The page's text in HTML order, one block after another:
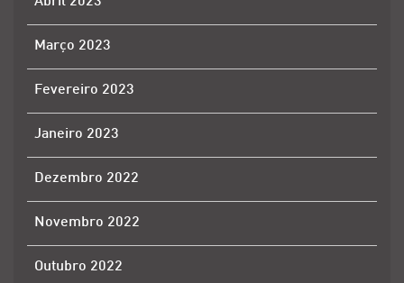
Março 2023
Fevereiro 2023
Janeiro 2023
Dezembro 2022
Novembro 2022
Outubro 2022